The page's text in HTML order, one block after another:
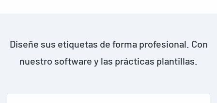
Diseñe sus etiquetas de forma profesional. Con
nuestro software y las prácticas plantillas.